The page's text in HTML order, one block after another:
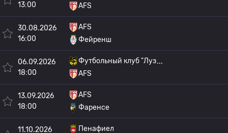
13:00
AFS
30.08.2026
16:00
AFS
Фейренш
06.09.2026
18:00
Футбольный клуб "Луз
AFS
13.09.2026
18:00
AFS
Фаренсе
11.10.2026 Пенафиел